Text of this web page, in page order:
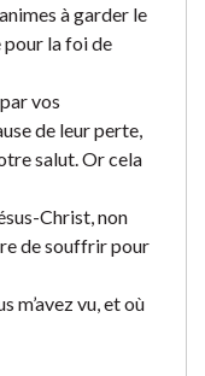
à garder le
la foi de
vos
de leur perte,
salut. Or cela
Christ, non
de souffrir pour
m’avez vu, et où